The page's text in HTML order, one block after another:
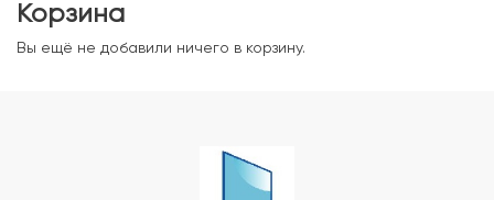
Корзина
Вы ещё не добавили ничего в корзину.